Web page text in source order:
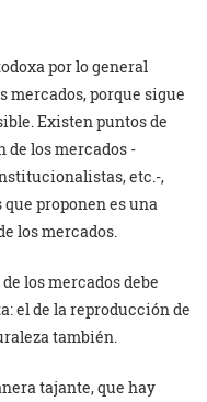
por lo general
mercados, porque sigue
Existen puntos de
de los mercados -
etc.-,
proponen es una
los mercados.
los mercados debe
el de la reproducción de
también.
tajante, que hay